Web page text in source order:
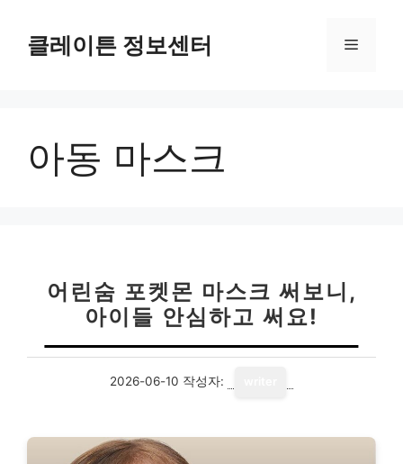
클레이튼 정보센터 메
아동 마스크
어린숨 포켓몬 마스크 써보니,
아이들 안심하고 써요!
2026-06-10 작성자: